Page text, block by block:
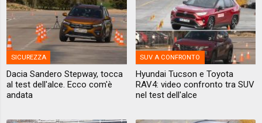
SICUREZZA
Dacia Sandero Stepway, tocca
al test dell'alce. Ecco com'è
andata
SUV A CONFRONTO
Hyundai Tucson e Toyota
RAV4: video confronto tra SUV
nel test dell'alce